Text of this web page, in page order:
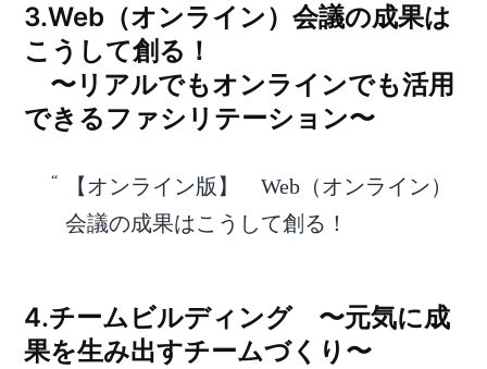
3.Web（オンライン）会議の成果は
こうして創る！
〜リアルでもオンラインでも活用
できるファシリテーション〜
【オンライン版】 Web（オンライン）
会議の成果はこうして創る！
4.チームビルディング 〜元気に成
果を生み出すチームづくり〜